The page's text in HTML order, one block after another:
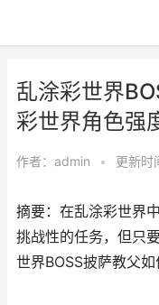
乱涂彩世界
彩世界角色强
作者： admin • 更新
摘要：在乱涂彩世界
挑战性的任务，但只
世界BOSS披萨教父